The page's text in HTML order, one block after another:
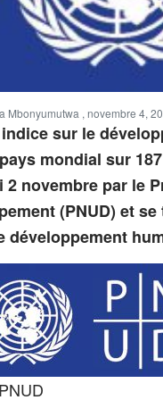
Mbonyumutwa , novembre 4,
sur le
mondial sur
2 novembre par le
(PNUD) et
développement